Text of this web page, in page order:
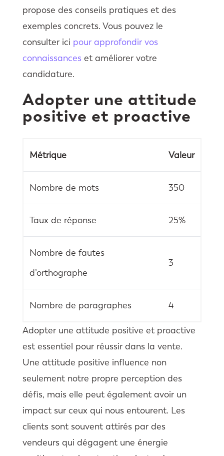
propose des conseils pratiques et des
exemples concrets. Vous pouvez le
consulter ici pour approfondir vos
connaissances et améliorer votre
candidature.
Adopter une attitude
positive et proactive
Métrique Valeur
Nombre de mots 350
Taux de réponse 25%
Nombre de fautes
d’orthographe
3
Nombre de paragraphes 4
Adopter une attitude positive et proactive
est essentiel pour réussir dans la vente.
Une attitude positive influence non
seulement notre propre perception des
défis, mais elle peut également avoir un
impact sur ceux qui nous entourent. Les
clients sont souvent attirés par des
vendeurs qui dégagent une énergie